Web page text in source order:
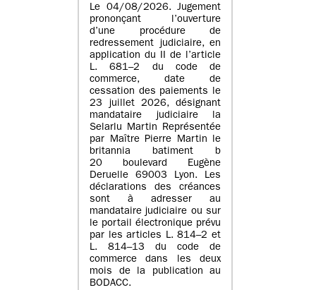
Le 04/08/2026. Jugement
prononçant l’ouverture
d’une procédure de
redressement judiciaire, en
application du II de l’article
L. 681–2 du code de
commerce, date de
cessation des paiements le
23 juillet 2026, désignant
mandataire judiciaire la
Selarlu Martin Représentée
par Maître Pierre Martin le
britannia batiment b
20 boulevard Eugène
Deruelle 69003 Lyon. Les
déclarations des créances
sont à adresser au
mandataire judiciaire ou sur
le portail électronique prévu
par les articles L. 814–2 et
L. 814–13 du code de
commerce dans les deux
mois de la publication au
BODACC.